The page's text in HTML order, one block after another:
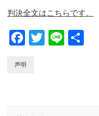
判決全文はこちらです。
Facebook
Twitter
Line
声明